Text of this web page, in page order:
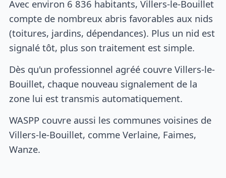
Avec environ 6 836 habitants, Villers-le-Bouillet
compte de nombreux abris favorables aux nids
(toitures, jardins, dépendances). Plus un nid est
signalé tôt, plus son traitement est simple.
Dès qu'un professionnel agréé couvre Villers-le-
Bouillet, chaque nouveau signalement de la
zone lui est transmis automatiquement.
WASPP couvre aussi les communes voisines de
Villers-le-Bouillet, comme Verlaine, Faimes,
Wanze.